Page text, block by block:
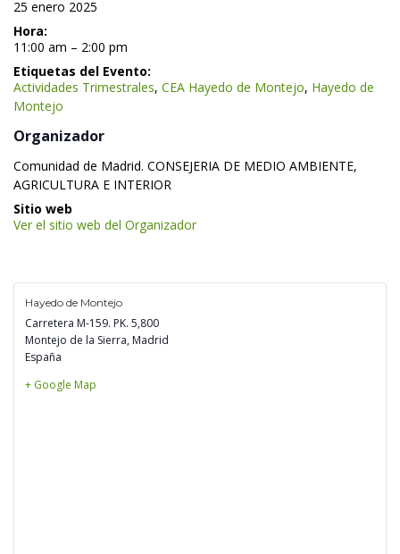
25 enero 2025
Hora:
11:00 am – 2:00 pm
Etiquetas del Evento:
Actividades Trimestrale, CEA Hayedo de Montejo, Hayedo de
Montejo
Organizador
Comunidad de Madrid. CONSEJERIA DE MEDIO AMBIENTE,
AGRICULTURA E INTERIOR
Sitio web
Ver el sitio web del Organizador
Hayedo de Montejo
Carretera M-159. PK. 5,800
Montejo de la Sierra, Madrid
España
+ Google Map